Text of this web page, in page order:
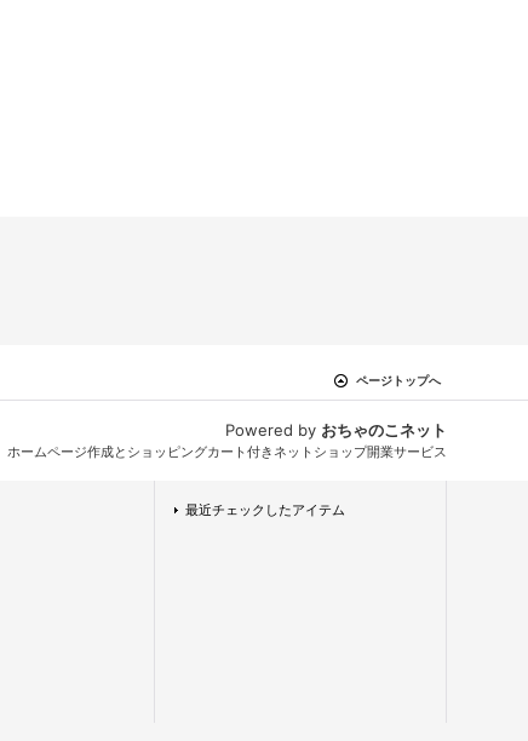
ページトップへ
Powered by おちゃのこネット
ホームページ作成とショッピングカート付きネットショップ開業サービス
最近チェックしたアイテム